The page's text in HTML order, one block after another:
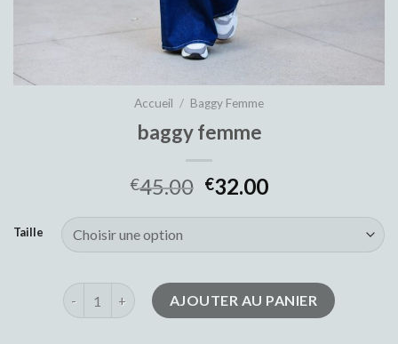
Accueil / Baggy Femme
baggy femme
€45.00 €32.00
Taille
quantité de baggy femmeAJOUTER AU PANIER